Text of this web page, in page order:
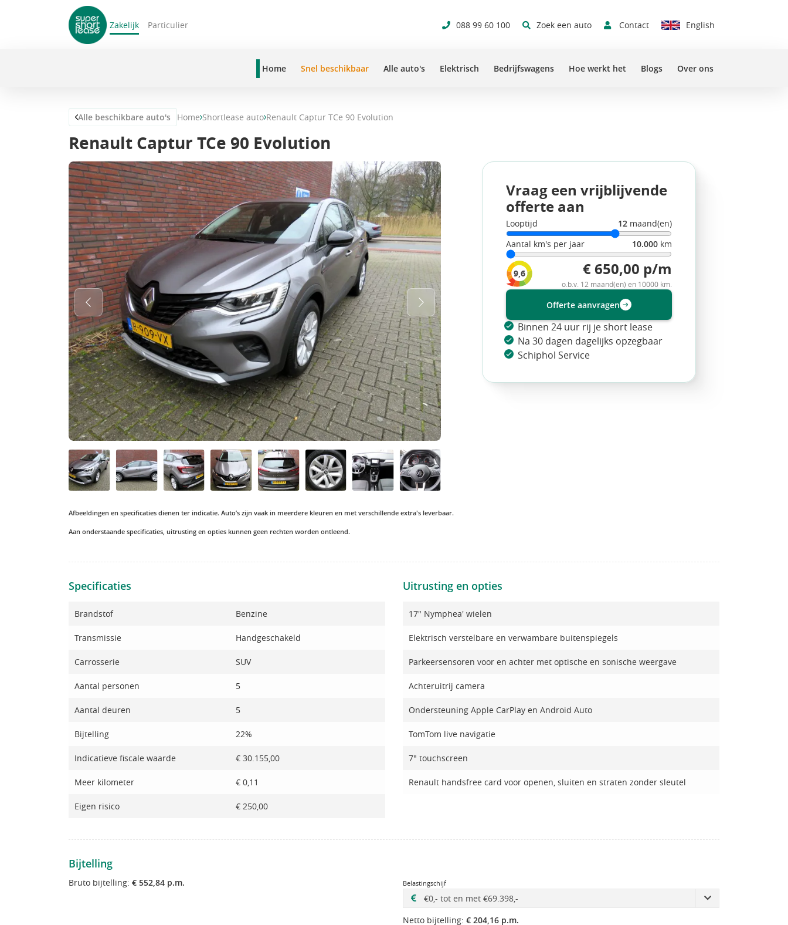
Zakelijk Particulier 088 99 60 100 Zoek een auto Contact English
Home Snel beschikbaar Alle auto's Elektrisch Bedrijfswagens Hoe werkt het Blogs Over ons
Alle beschikbare auto's Home Shortlease auto Renault Captur TCe 90 Evolution
Renault Captur TCe 90 Evolution
Vraag een vrijblijvende
offerte aan
9,6 € 650,00 p/m
o.b.v. 12 maand(en) en 10000 km.
Offerte aanvragen
Binnen 24 uur rij je short lease
Na 30 dagen dagelijks opzegbaar
Schiphol Service
Looptijd 12 maand(en)
Aantal km's per jaar
10.000 km
Afbeeldingen en specificaties dienen ter indicatie. Auto’s zijn vaak in meerdere kleuren en met verschillende extra's leverbaar.
Aan onderstaande specificaties, uitrusting en opties kunnen geen rechten worden ontleend.
Specificaties
Brandstof Benzine
Transmissie Handgeschakeld
Carrosserie SUV
Aantal personen 5
Aantal deuren 5
Bijtelling 22%
Indicatieve fiscale waarde € 30.155,00
Meer kilometer € 0,11
Eigen risico € 250,00
Uitrusting en opties
17" Nymphea' wielen
Elektrisch verstelbare en verwambare buitenspiegels
Parkeersensoren voor en achter met optische en sonische weergave
Achteruitrij camera
Ondersteuning Apple CarPlay en Android Auto
TomTom live navigatie
7" touchscreen
Renault handsfree card voor openen, sluiten en straten zonder sleutel
Bijtelling
Bruto bijtelling: € 552,84 p.m. Belastingschijf
Netto bijtelling: € 204,16 p.m.